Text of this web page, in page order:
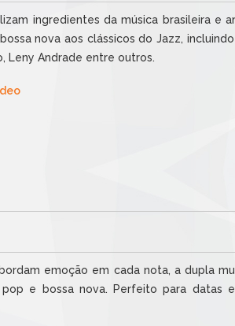
ingredientes da música brasileira e
nova aos clássicos do Jazz,
Leny Andrade entre outros.
emoção em cada nota, a dupla
e bossa nova. Perfeito para datas